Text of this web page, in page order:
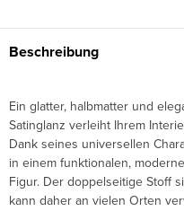
Beschreibung
Ein glatter, halbmatter und
Satinglanz verleiht Ihrem
Dank seines universellen
in einem funktionalen,
Figur. Der doppelseitige Stoff
kann daher an vielen Orten